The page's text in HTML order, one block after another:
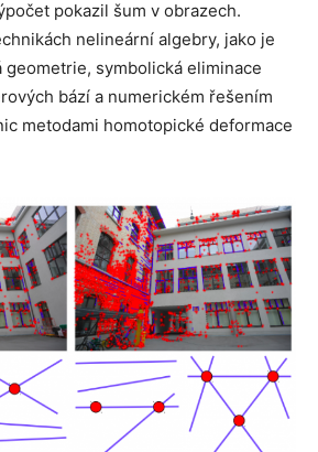
pokazil šum v obrazech.
nelineární algebry, jako je
geometrie, symbolická eliminace
bází a numerickém řešením
metodami homotopické deformace